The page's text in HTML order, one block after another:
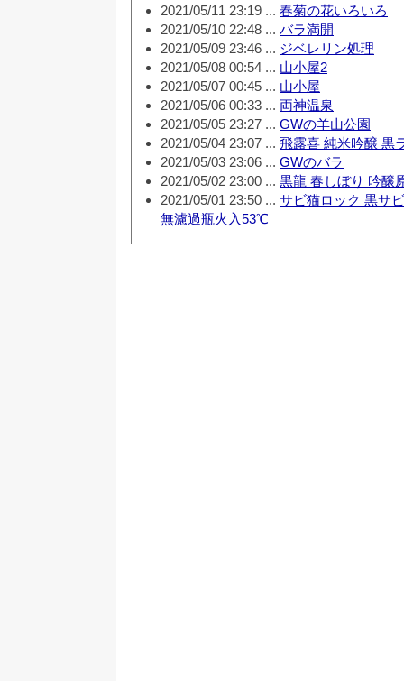
2021/05/11 23:19 ... 春菊の花いろいろ
2021/05/10 22:48 ... バラ満開
2021/05/09 23:46 ... ジベレリン処理
2021/05/08 00:54 ... 山小屋2
2021/05/07 00:45 ... 山小屋
2021/05/06 00:33 ... 両神温泉
2021/05/05 23:27 ... GWの羊山公園
2021/05/04 23:07 ... 飛露喜 純米吟醸 黒
2021/05/03 23:06 ... GWのバラ
2021/05/02 23:00 ... 黒龍 春しぼり 吟醸
2021/05/01 23:50 ... サビ猫ロック 黒サ
無濾過瓶火入53℃